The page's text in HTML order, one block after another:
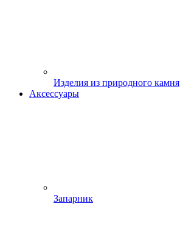
Изделия из природного камня
Аксессуары
Запарник